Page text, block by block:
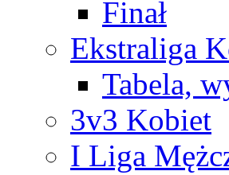
Finał
Ekstraliga
Tabela,
3v3 Kobiet
I Liga